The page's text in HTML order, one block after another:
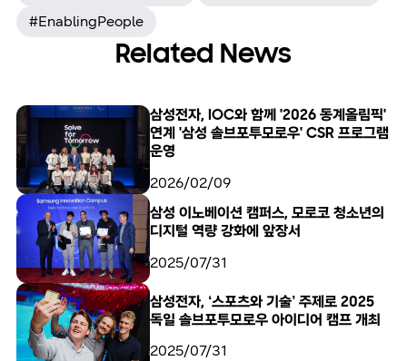
#EnablingPeople
Related News
삼성전자, IOC와 함께 '2026 동계올림픽'
연계 '삼성 솔브포투모로우' CSR 프로그램
운영
2026/02/09
삼성 이노베이션 캠퍼스, 모로코 청소년의
디지털 역량 강화에 앞장서
2025/07/31
삼성전자, ‘스포츠와 기술’ 주제로 2025
독일 솔브포투모로우 아이디어 캠프 개최
2025/07/31